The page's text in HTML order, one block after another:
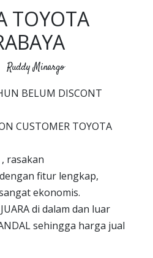
TOYOTA
Ruddy Minargo
BELUM DISCONT
CUSTOMER TOYOTA
rasakan
fitur lengkap,
ekonomis.
di dalam dan luar
sehingga harga jual